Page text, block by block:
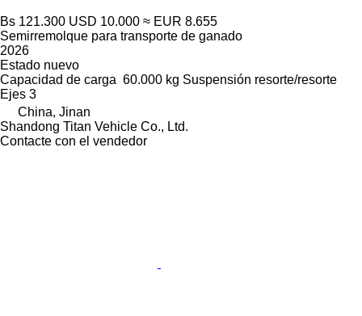
Bs 121.300 USD 10.000 ≈ EUR 8.655
Semirremolque para transporte de ganado
2026
Estado nuevo
Capacidad de carga 60.000 kg Suspensión resorte/resorte
Ejes 3
China, Jinan
Shandong Titan Vehicle Co., Ltd.
Contacte con el vendedor